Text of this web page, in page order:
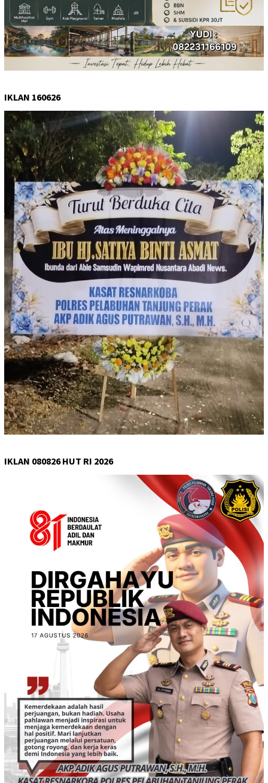
IKLAN 160626
IKLAN 080826 HUT RI 2026